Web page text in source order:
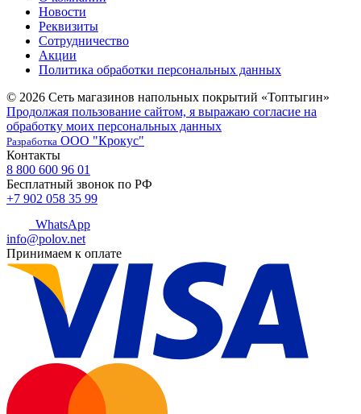
Новости
Реквизиты
Сотрудничество
Акции
Политика обработки персональных данных
© 2026 Сеть магазинов напольных покрытий «Топтыгин»
Продолжая пользование сайтом, я выражаю согласие на
обработку моих персональных данных
Разработка ООО "Крокус"
Контакты
8 800 600 96 01
Бесплатный звонок по РФ
+7 902 058 35 99
WhatsApp
info@polov.net
Принимаем к оплате